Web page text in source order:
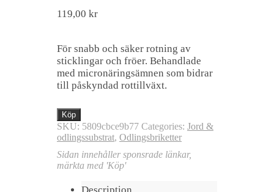
119,00 kr
För snabb och säker rotning av
sticklingar och fröer. Behandlade
med micronäringsämnen som bidrar
till påskyndad rottillväxt.
Köp
SKU: 5809cbce9b77 Categories: Jord &
odlingssubstrat, Odlingsbriketter
Sidan innehåller sponsrade länkar,
märkta med 'Köp'